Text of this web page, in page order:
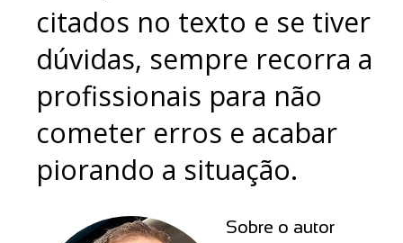
citados no texto e se tiver
dúvidas, sempre recorra a
profissionais para não
cometer erros e acabar
piorando a situação.
Sobre o autor